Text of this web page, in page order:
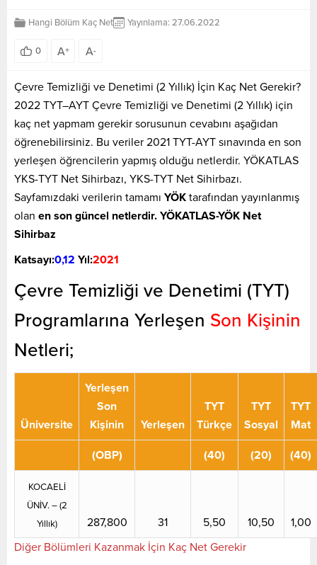
Hangi Bölüm Kaç Net Yayınlama: 27.06.2022
0 A+ A-
Çevre Temizliği ve Denetimi (2 Yıllık) İçin Kaç Net Gerekir?
2022 TYT–AYT Çevre Temizliği ve Denetimi (2 Yıllık) için
kaç net yapmam gerekir sorusunun cevabını aşağıdan
öğrenebilirsiniz. Bu veriler 2021 TYT-AYT sınavında en son
yerleşen öğrencilerin yapmış olduğu netlerdir. YÖKATLAS
YKS-TYT Net Sihirbazı, YKS-TYT Net Sihirbazı.
Sayfamızdaki verilerin tamamı YÖK tarafından yayınlanmış
olan en son güncel netlerdir. YÖKATLAS-YÖK Net
Sihirbaz
Katsayı:0,12 Yıl:2021
Çevre Temizliği ve Denetimi (TYT)
Programlarına Yerleşen Son Kişinin
Netleri;
Üniversite
Yerleşen
Son
Kişinin
Yerleşen
TYT
Türkçe
TYT
Sosyal
TYT
Mat
(OBP) (40) (20) (40)
KOCAELİ
ÜNİV. – (2
Yıllık)
287,800 31 5,50 10,50
1,00
Diğer Bölümleri Kazanmak İçin Kaç Net Gerekir